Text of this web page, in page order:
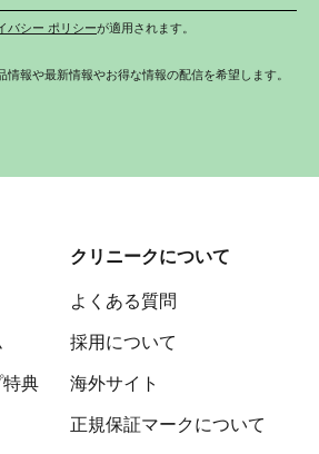
バシー ポリシーが適用されます。
情報や最新情報やお得な情報の配信を希望します。
典
クリニークについて
よくある質問
採用について
海外サイト
正規保証マークについて